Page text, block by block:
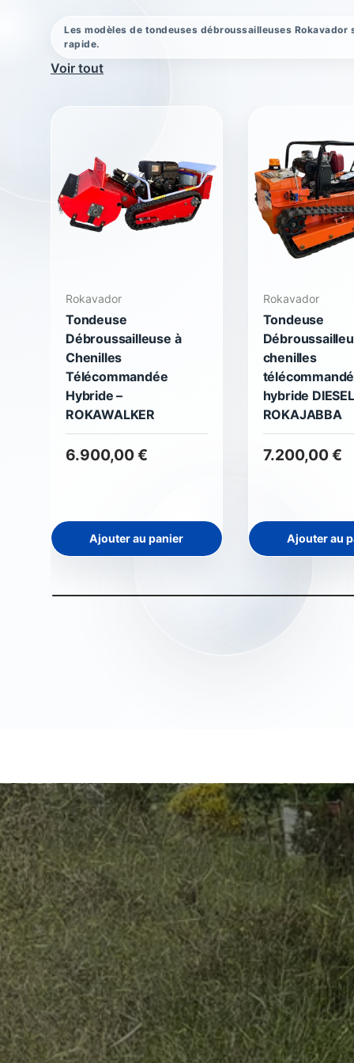
Les modèles de tondeuses débroussailleuses
rapide.
Voir tout
Rokavador
Tondeuse
Débroussailleuse à
Chenilles
Télécommandée
Hybride –
ROKAWALKER
6.900,00 €
Ajouter au panier
Rokavador
Tondeuse
chenilles
hybride DIESEL
ROKAJABBA
7.200,00 €
Ajouter au